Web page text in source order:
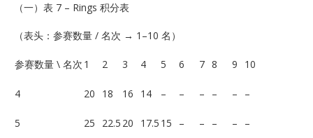
（一）表 7 – Rings 积分表
（表头：参赛数量 / 名次 → 1–10 名）
参赛数量 \ 名次 1 2 3 4 5 6 7 8 9 10
4 20 18 16 14 – – – – – –
5 25 22.5 20 17.5 15 – – – – –